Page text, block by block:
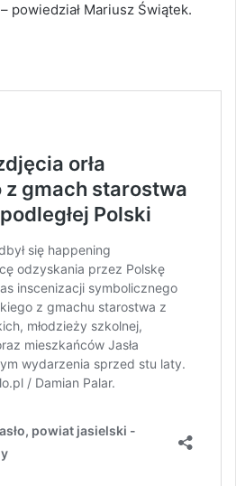
– powiedział Mariusz Świątek.